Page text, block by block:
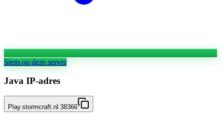
Stem op deze server
Java IP-adres
Play.stormcraft.nl:38366